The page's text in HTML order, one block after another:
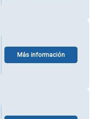
Más información